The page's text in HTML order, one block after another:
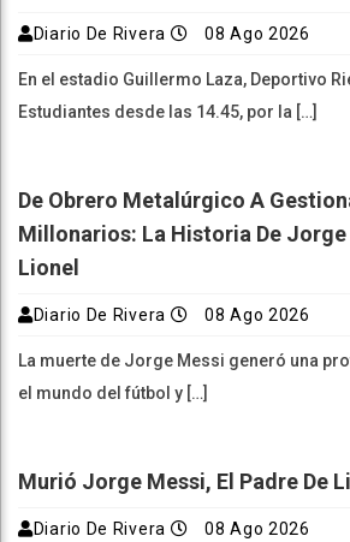
Diario De Rivera 08 Ago 2026
En el estadio Guillermo Laza, Deportivo
Estudiantes desde las 14.45, por la […]
De Obrero Metalúrgico A
Millonarios: La Historia De Jorge
Lionel
Diario De Rivera 08 Ago 2026
La muerte de Jorge Messi generó una
el mundo del fútbol y […]
Murió Jorge Messi, El Padre De
Diario De Rivera 08 Ago 2026